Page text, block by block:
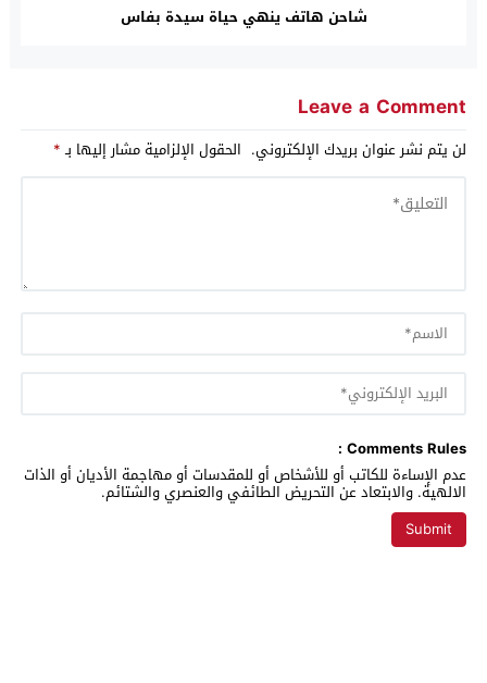
شاحن هاتف ينهي حياة سيدة بفاس
Leave a Comment
لن يتم نشر عنوان بريدك الإلكتروني. الحقول الإلزامية مشار إليها بـ*
Comments Rules :
عدم الإساءة للكاتب أو للأشخاص أو للمقدسات أو مهاجمة الأديان أو الذات
الالهية. والابتعاد عن التحريض الطائفي والعنصري والشتائم.